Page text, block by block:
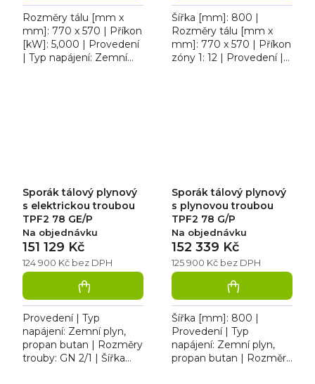
Rozměry tálu [mm x
mm]: 770 x 570 | Příkon
[kW]: 5,000 | Provedení
| Typ napájení: Zemní
Šířka [mm]: 800 |
Rozměry tálu [mm x
mm]: 770 x 570 | Příkon
zóny 1: 12 | Provedení |
Sporák tálový plynový
s elektrickou troubou
TPF2 78 GE/P
Na objednávku
124 900 Kč bez DPH
151 129 Kč
Provedení | Typ
napájení: Zemní plyn,
propan butan | Rozměry
trouby: GN 2/1 | Šířka
Sporák tálový plynový
s plynovou troubou
TPF2 78 G/P
Na objednávku
125 900 Kč bez DPH
152 339 Kč
Šířka [mm]: 800 |
Provedení | Typ
napájení: Zemní plyn,
propan butan | Rozměry